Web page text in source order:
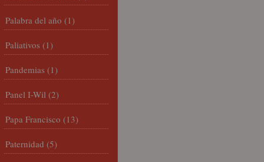
Palabra del año (1)
Paliativos (1)
Pandemias (1)
Panel I-Wil (2)
Papa Francisco (13)
Paternidad (5)